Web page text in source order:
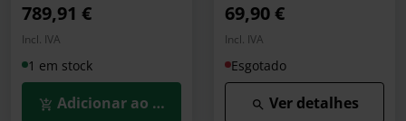
789,91 €
Incl. IVA
1 em stock
Adicionar ao Carrinho
69,90 €
Incl. IVA
Esgotado
Ver detalhes